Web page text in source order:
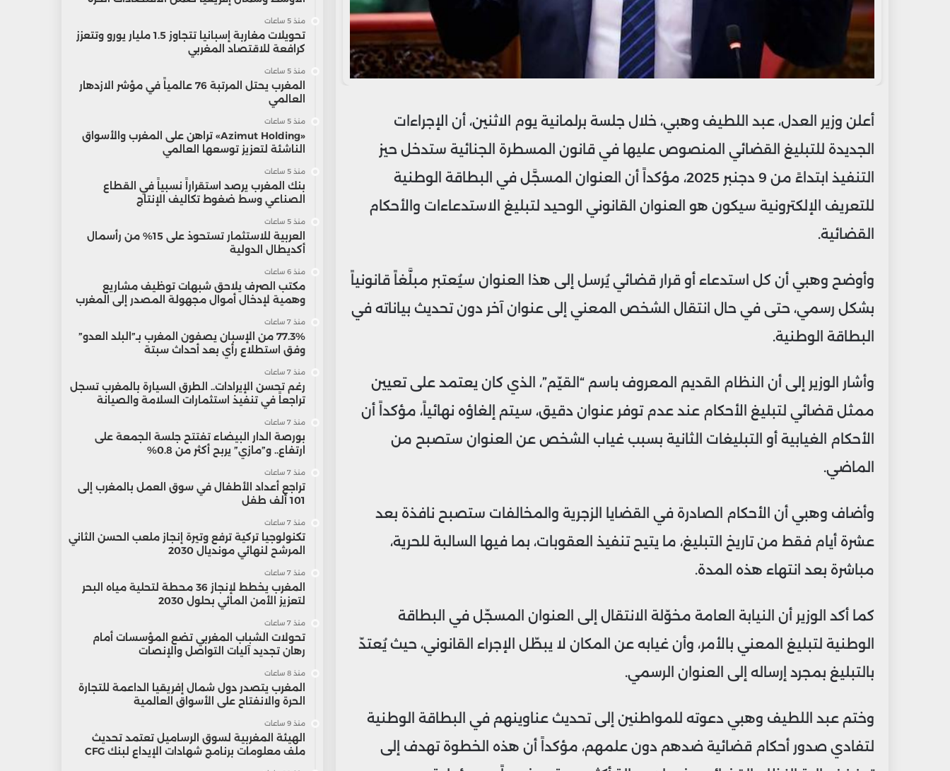
أعلن وزير العدل، عبد اللطيف وهبي، خلال جلسة برلمانية يوم الاثنين، أن الإجراءات
الجديدة للتبليغ القضائي المنصوص عليها في قانون المسطرة الجنائية ستدخل حيز
التنفيذ ابتداءً من 9 دجنبر 2025، مؤكداً أن العنوان المسجَّل في البطاقة الوطنية
للتعريف الإلكترونية سيكون هو العنوان القانوني الوحيد لتبليغ الاستدعاءات والأحكام
القضائية.
وأوضح وهبي أن كل استدعاء أو قرار قضائي يُرسل إلى هذا العنوان سيُعتبر مبلَّغاً قانونياً
بشكل رسمي، حتى في حال انتقال الشخص المعني إلى عنوان آخر دون تحديث بياناته في
البطاقة الوطنية.
وأشار الوزير إلى أن النظام القديم المعروف باسم “القيّم”، الذي كان يعتمد على تعيين
ممثل قضائي لتبليغ الأحكام عند عدم توفر عنوان دقيق، سيتم إلغاؤه نهائياً، مؤكداً أن
الأحكام الغيابية أو التبليغات الثانية بسبب غياب الشخص عن العنوان ستصبح من
الماضي.
وأضاف وهبي أن الأحكام الصادرة في القضايا الزجرية والمخالفات ستصبح نافذة بعد
عشرة أيام فقط من تاريخ التبليغ، ما يتيح تنفيذ العقوبات، بما فيها السالبة للحرية،
مباشرة بعد انتهاء هذه المدة.
كما أكد الوزير أن النيابة العامة مخوّلة الانتقال إلى العنوان المسجّل في البطاقة
الوطنية لتبليغ المعني بالأمر، وأن غيابه عن المكان لا يبطّل الإجراء القانوني، حيث يُعتدّ
بالتبليغ بمجرد إرساله إلى العنوان الرسمي.
وختم عبد اللطيف وهبي دعوته للمواطنين إلى تحديث عناوينهم في البطاقة الوطنية
لتفادي صدور أحكام قضائية ضدهم دون علمهم، مؤكداً أن هذه الخطوة تهدف إلى
منذ 5 ساعات
تحويلات مغاربة إسبانيا تتجاوز 1.5 مليار يورو وتتعزز
كرافعة للاقتصاد المغربي
منذ 5 ساعات
المغرب يحتل المرتبة 76 عالمياً في مؤشر الازدهار
العالمي
منذ 5 ساعات
«Azimut Holding» تراهن على المغرب والأسواق
الناشئة لتعزيز توسعها العالمي
منذ 5 ساعات
بنك المغرب يرصد استقراراً نسبياً في القطاع
الصناعي وسط ضغوط تكاليف الإنتاج
منذ 5 ساعات
العربية للاستثمار تستحوذ على 15% من رأسمال
أكديطال الدولية
منذ 6 ساعات
مكتب الصرف يلاحق شبهات توظيف مشاريع
وهمية لإدخال أموال مجهولة المصدر إلى المغرب
منذ 7 ساعات
77.3% من الإسبان يصفون المغرب بـ”البلد العدو”
وفق استطلاع رأي بعد أحداث سبتة
منذ 7 ساعات
رغم تحسن الإيرادات.. الطرق السيارة بالمغرب تسجل
تراجعاً في تنفيذ استثمارات السلامة والصيانة
منذ 7 ساعات
بورصة الدار البيضاء تفتتح جلسة الجمعة على
ارتفاع.. و”مازي” يربح أكثر من 0.8%
منذ 7 ساعات
تراجع أعداد الأطفال في سوق العمل بالمغرب إلى
101 ألف طفل
منذ 7 ساعات
تكنولوجيا تركية ترفع وتيرة إنجاز ملعب الحسن الثاني
المرشح لنهائي مونديال 2030
منذ 7 ساعات
المغرب يخطط لإنجاز 36 محطة لتحلية مياه البحر
لتعزيز الأمن المائي بحلول 2030
منذ 7 ساعات
تحولات الشباب المغربي تضع المؤسسات أمام
رهان تجديد آليات التواصل والإنصات
منذ 8 ساعات
المغرب يتصدر دول شمال إفريقيا الداعمة للتجارة
الحرة والانفتاح على الأسواق العالمية
منذ 9 ساعات
الهيئة المغربية لسوق الرساميل تعتمد تحديث
ملف معلومات برنامج شهادات الإيداع لبنك CFG